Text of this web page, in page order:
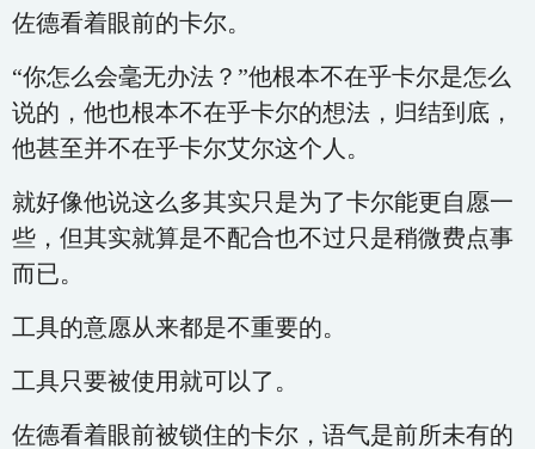
佐德看着眼前的卡尔。
“你怎么会毫无办法？”他根本不在乎卡尔是怎么
说的，他也根本不在乎卡尔的想法，归结到底，
他甚至并不在乎卡尔艾尔这个人。
就好像他说这么多其实只是为了卡尔能更自愿一
些，但其实就算是不配合也不过只是稍微费点事
而已。
工具的意愿从来都是不重要的。
工具只要被使用就可以了。
佐德看着眼前被锁住的卡尔，语气是前所未有的